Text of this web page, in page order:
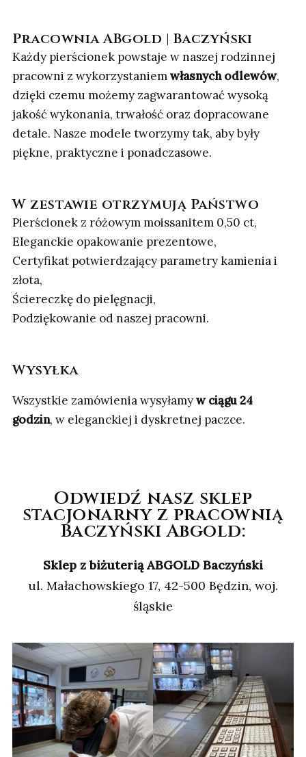
Pracownia ABgold | Baczyński
Każdy pierścionek powstaje w naszej rodzinnej
pracowni z wykorzystaniemwłasnych odlewów,
dzięki czemu możemy zagwarantować wysoką
jakość wykonania, trwałość oraz dopracowane
detale. Nasze modele tworzymy tak, aby były
piękne, praktyczne i ponadczasowe.
W zestawie otrzymują Państwo
Pierścionek z różowym moissanitem 0,50 ct,
Eleganckie opakowanie prezentowe,
Certyfikat potwierdzający parametry kamienia i
złota,
Ściereczkę do pielęgnacji,
Podziękowanie od naszej pracowni.
Wysyłka
Wszystkie zamówienia wysyłamyw ciągu 24
godzin, w eleganckiej i dyskretnej paczce.
Odwiedź nasz sklep
stacjonarny z pracownią
Baczyński Abgold:
Sklep z biżuterią ABGOLD Baczyński
ul. Małachowskiego 17, 42-500 Będzin, woj.
śląskie